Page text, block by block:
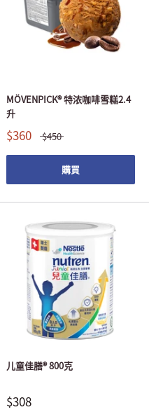
MÖVENPICK® 特浓咖啡雪糕2.4
升
$360 $450
購買
儿童佳膳® 800克
$308